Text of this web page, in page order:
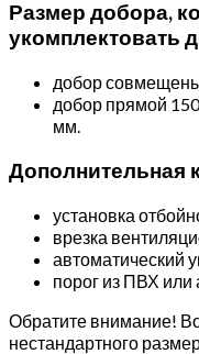
Размер добора,
укомплектовать
добор
добор прямой
мм.
Дополнительная
установка
врезка
автоматический
порог из ПВХ или
Обратите внимание!
нестандартного